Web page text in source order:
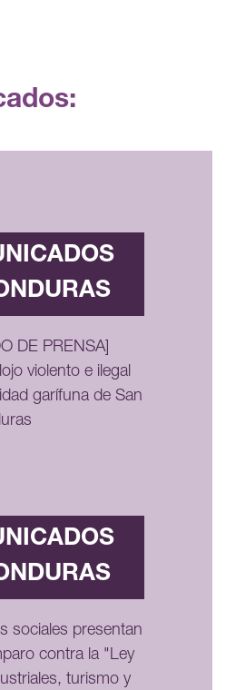
DE PRENSA]
violento e ilegal
garífuna de San
sociales presentan
contra la "Ley
turismo y